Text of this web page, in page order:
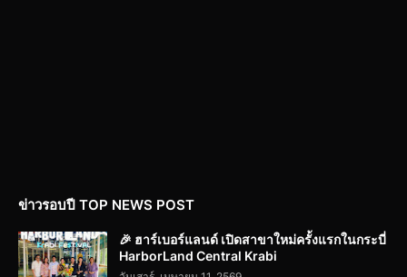
ข่าวรอบปี TOP NEWS POST
🎉 ฮาร์เบอร์แลนด์ เปิดสาขาใหม่ครั้งแรกในกระบี่
HarborLand Central Krabi